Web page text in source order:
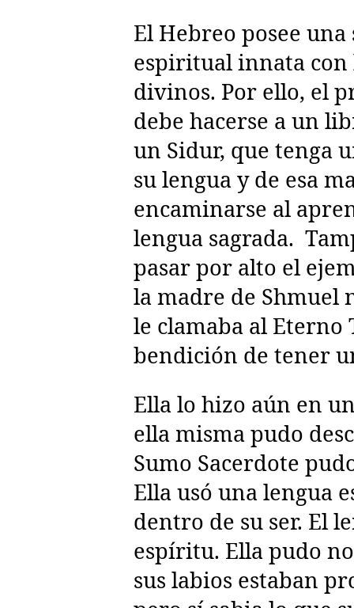
El Hebreo posee
espiritual innata con
divinos. Por ello, el
debe hacerse a un
un Sidur, que tenga
su lengua y de esa
encaminarse al
lengua sagrada.
pasar por alto el
la madre de Shmuel
le clamaba al Eterno
bendición de tener
Ella lo hizo aún en
ella misma pudo
Sumo Sacerdote
Ella usó una lengua
dentro de su ser. El
espíritu. Ella pudo
sus labios estaban